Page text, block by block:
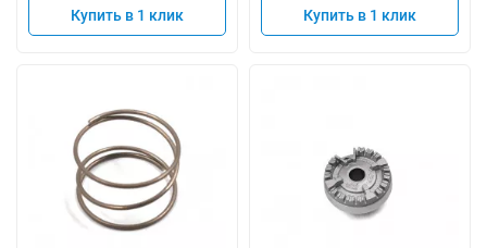
Купить в 1 клик Купить в 1 клик